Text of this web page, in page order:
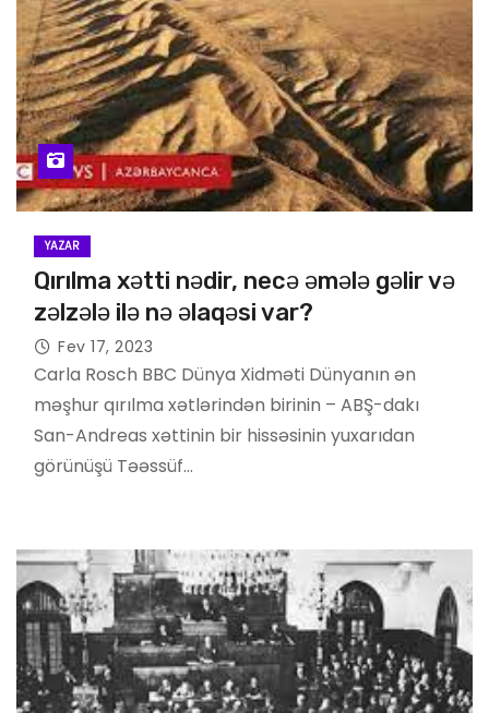
YAZAR
Qırılma xətti nədir, necə əmələ gəlir və
zəlzələ ilə nə əlaqəsi var?
Fev 17, 2023
Carla Rosch BBC Dünya Xidməti Dünyanın ən
məşhur qırılma xətlərindən birinin – ABŞ-dakı
San-Andreas xəttinin bir hissəsinin yuxarıdan
görünüşü Təəssüf…